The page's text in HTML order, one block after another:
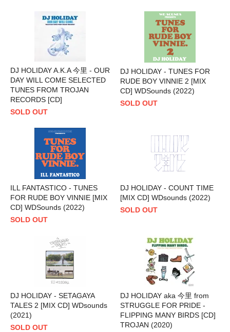
DJ HOLIDAY A.K.A 今里 - OUR
DAY WILL COME SELECTED
TUNES FROM TROJAN
RECORDS [CD]
SOLD OUT
DJ HOLIDAY - TUNES FOR
RUDE BOY VINNIE 2 [MIX
CD] WDSounds (2022)
SOLD OUT
ILL FANTASTICO - TUNES
FOR RUDE BOY VINNIE [MIX
CD] WDSounds (2022)
SOLD OUT
DJ HOLIDAY - COUNT TIME
[MIX CD] WDsounds (2022)
SOLD OUT
DJ HOLIDAY - SETAGAYA
TALES 2 [MIX CD] WDsounds
(2021)
SOLD OUT
DJ HOLIDAY aka 今里 from
STRUGGLE FOR PRIDE -
FLIPPING MANY BIRDS [CD]
TROJAN (2020)